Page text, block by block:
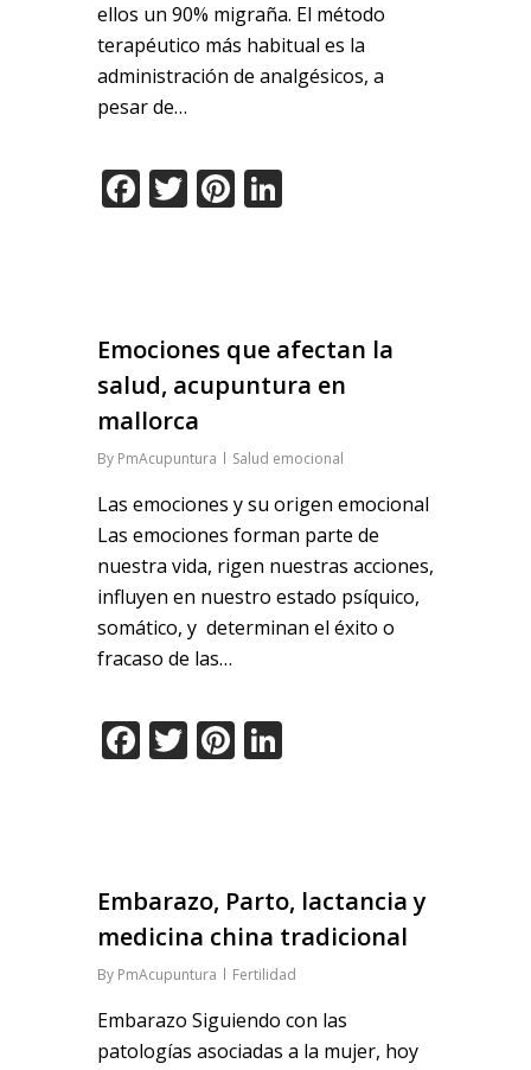
ellos un 90% migraña. El método
terapéutico más habitual es la
administración de analgésicos, a
pesar de…
Facebook
TwitterPinterest
Emociones que afectan la
salud, acupuntura en
mallorca
By PmAcupuntura Salud emocional
Las emociones y su origen emocional
Las emociones forman parte de
nuestra vida, rigen nuestras acciones,
influyen en nuestro estado psíquico,
somático, y determinan el éxito o
fracaso de las…
Facebook
TwitterPinterest
Embarazo, Parto, lactancia y
medicina china tradicional
By PmAcupuntura Fertilidad
Embarazo Siguiendo con las
patologías asociadas a la mujer, hoy